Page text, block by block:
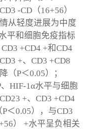
-CD（16+56）
从轻度进展为中度
平和细胞免疫指标
+CD4 +和CD4
+、CD3 +CD8
（P＜0.05）；
HIF-1α水平与细胞
+、CD3 +CD4
＜0.05），与CD3
） +水平呈负相关